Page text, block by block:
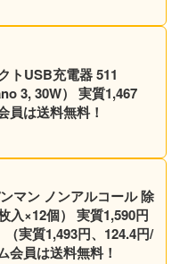
トUSB充電器 511
3, 30W） 実質1,467
員は送料無料！
マン ノンアルコール 除
入×12個） 実質1,590円
（実質1,493円、124.4円/
会員は送料無料！